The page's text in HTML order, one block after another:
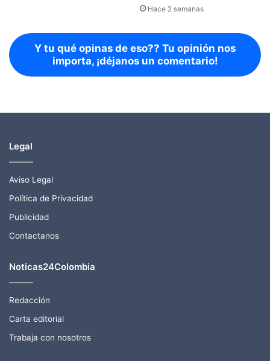
Hace 2 semanas
Y tu qué opinas de eso?? Tu opinión nos
importa, ¡déjanos un comentario!
Legal
Aviso Legal
Política de Privacidad
Publicidad
Contactanos
Noticas24Colombia
Redacción
Carta editorial
Trabaja con nosotros